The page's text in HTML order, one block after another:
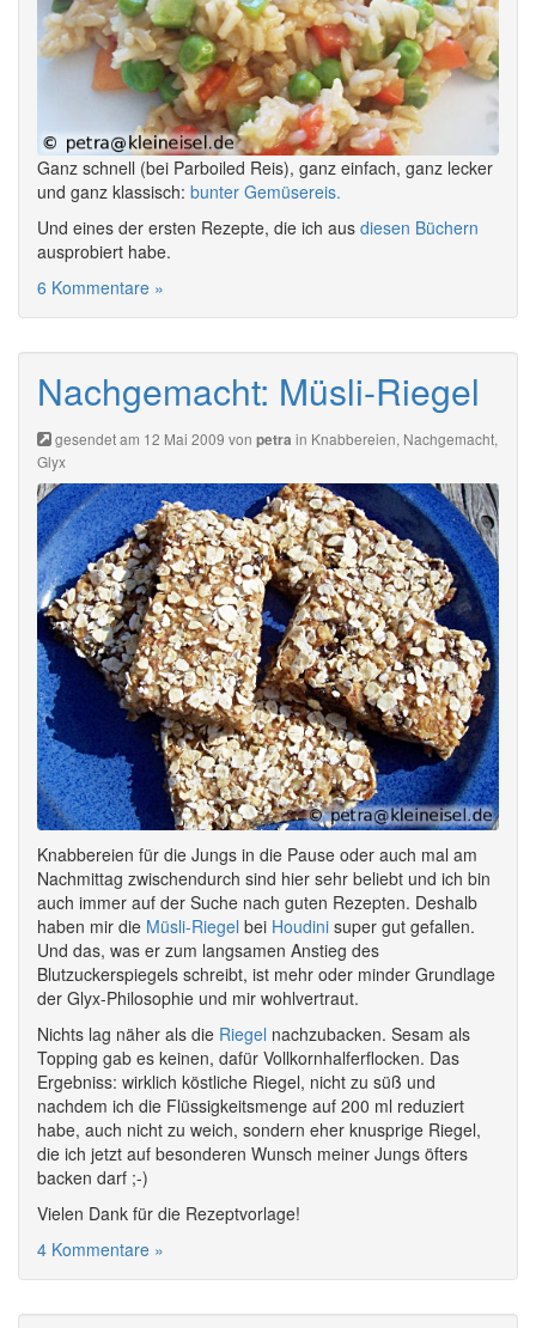
Ganz schnell (bei Parboiled Reis), ganz einfach, ganz lecker
und ganz klassisch: bunter Gemüsereis.
Und eines der ersten Rezepte, die ich aus diesen Büchern
ausprobiert habe.
6 Kommentare »
Nachgemacht: Müsli-Riegel
gesendet am 12 Mai 2009 von petra in Knabbereien, Nachgemacht,
Glyx
Knabbereien für die Jungs in die Pause oder auch mal am
Nachmittag zwischendurch sind hier sehr beliebt und ich bin
auch immer auf der Suche nach guten Rezepten. Deshalb
haben mir die Müsli-Riegel bei Houdini super gut gefallen.
Und das, was er zum langsamen Anstieg des
Blutzuckerspiegels schreibt, ist mehr oder minder Grundlage
der Glyx-Philosophie und mir wohlvertraut.
Nichts lag näher als die Riegel nachzubacken. Sesam als
Topping gab es keinen, dafür Vollkornhalferflocken. Das
Ergebniss: wirklich köstliche Riegel, nicht zu süß und
nachdem ich die Flüssigkeitsmenge auf 200 ml reduziert
habe, auch nicht zu weich, sondern eher knusprige Riegel,
die ich jetzt auf besonderen Wunsch meiner Jungs öfters
backen darf ;-)
Vielen Dank für die Rezeptvorlage!
4 Kommentare »